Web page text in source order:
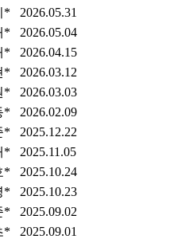
*
2026.05.31
*
2026.05.04
*
2026.04.15
*
2026.03.12
*
2026.03.03
*
2026.02.09
*
2025.12.22
*
2025.11.05
*
2025.10.24
*
2025.10.23
*
2025.09.02
*
2025.09.01